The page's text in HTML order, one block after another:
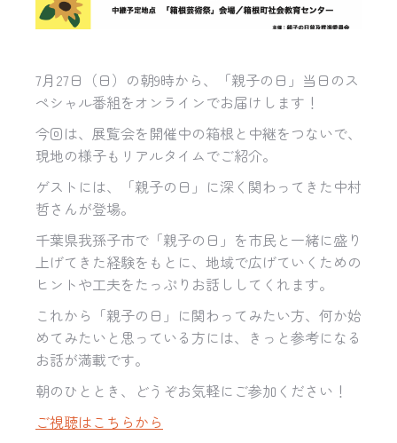
7月 27日（日）の朝9時から、「親子の日」当日のス
ペシャル番組をオンラインでお届けします！
今回は、展覧会を開催中の箱根と中継をつないで、
現地の様子もリアルタイムでご紹介。
ゲストには、「親子の日」に深く関わってきた中村
哲さんが登場。
千葉県我孫子市で「親子の日」を市民と一緒に盛り
上げてきた経験をもとに、地域で広げていくための
ヒントや工夫をたっぷりお話ししてくれます。
これから「親子の日」に関わってみたい方、何か始
めてみたいと思っている方には、きっと参考になる
お話が満載です。
朝のひととき、どうぞお気軽にご参加ください！
ご視聴はこちらから